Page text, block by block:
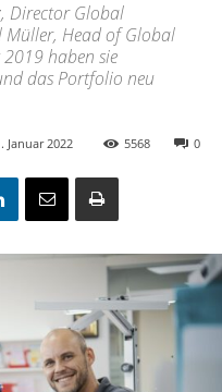
Director Global
Müller, Head of Global
haben sie
das Portfolio neu
Januar 2022 0
5568